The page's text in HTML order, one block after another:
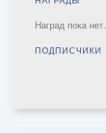
Наград пока нет.
ПОДПИСЧИКИ